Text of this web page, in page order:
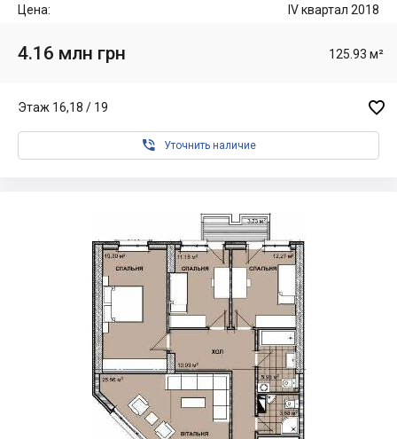
Цена: IV квартал 2018
4.16 млн грн 125.93 м²
Этаж 16,18 / 19 
 Уточнить наличие